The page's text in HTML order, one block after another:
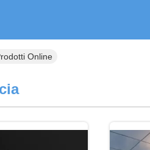
Online